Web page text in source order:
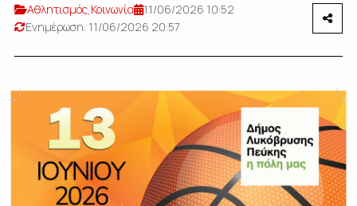
Αθλητισμός,Κοινωνία
11/06/2026 10:52
Ενημέρωση: 11/06/2026 20:57